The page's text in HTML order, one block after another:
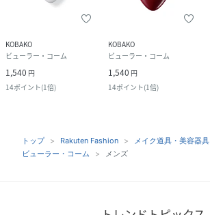
KOBAKO
ビューラー・コーム
1,540 円
14ポイント(1倍)
KOBAKO
ビューラー・コーム
1,540 円
14ポイント(1倍)
トップ Rakuten Fashion
メイク道具・美容器具
ビューラー・コーム
メンズ